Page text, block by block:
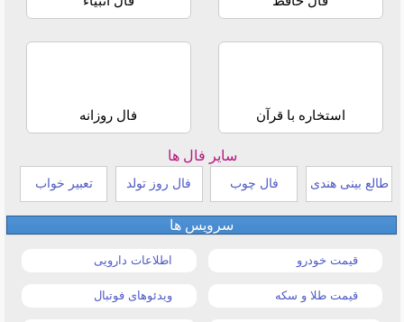
استخاره با قرآن فال روزانه
سایر فال ها
طالع بینی هندی فال چوب فال روز تولد تعبیر خواب
سرویس ها
قیمت خودرو اطلاعات دارویی
قیمت طلا و سکه ویدئوهای فوتبال